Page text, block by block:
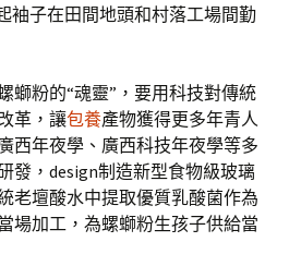
袖子在田間地頭和村落工場間勤
螄粉的“魂靈”，要用科技對傳統
革，讓包養產物獲得更多年青人
西年夜學、廣西科技年夜學等多
發，design制造新型食物級玻璃
老壇酸水中提取優質乳酸菌作為
場加工，為螺螄粉生孩子供給當